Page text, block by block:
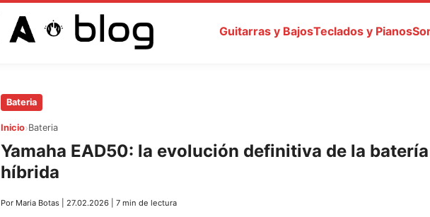
Guitarras y BajosTeclados y Pianos
Bateria
Inicio›Bateria
Yamaha EAD50: la evolución definitiva de la batería
híbrida
Por Maria Botas 27.02.2026 7 min de lectura